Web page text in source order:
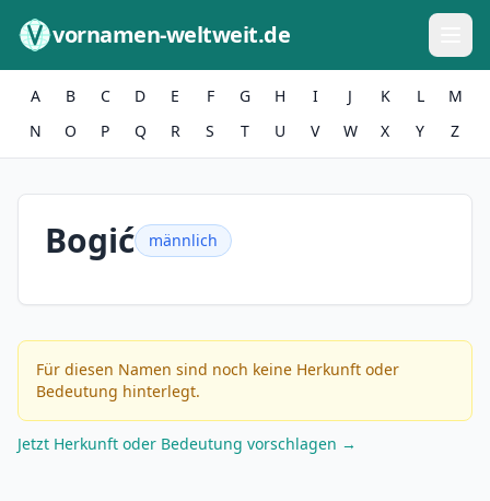
vornamen-weltweit.de
A B C D E F G H I J K L
M
N
O P Q R S T U V W X Y Z
Bogić männlich
Für diesen Namen sind noch keine Herkunft oder
Bedeutung hinterlegt.
Jetzt Herkunft oder Bedeutung vorschlagen →